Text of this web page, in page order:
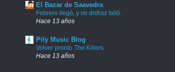
El Bazar de Saavedra
Febrero llegó, y mi disfraz faltó.
Hace 13 años
Pily Music Blog
Volver pronto The Killers
Hace 13 años